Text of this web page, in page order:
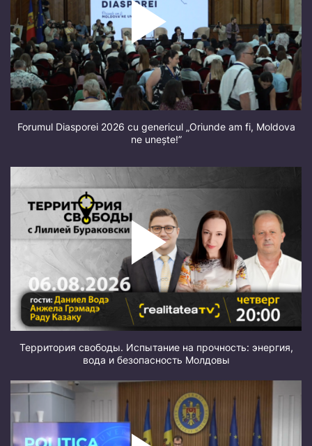
Forumul Diasporei 2026 cu genericul „Oriunde am fi, Moldova
ne unește!”
Территория свободы. Испытание на прочность: энергия,
вода и безопасность Молдовы